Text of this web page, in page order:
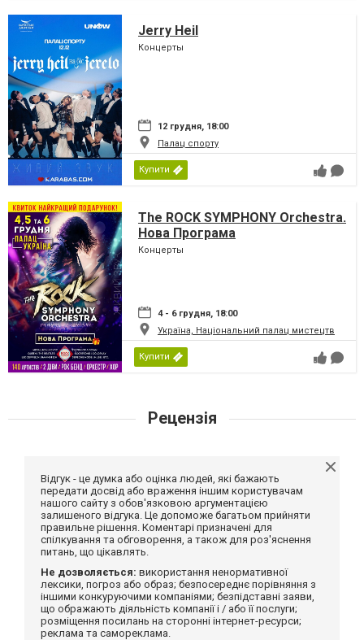
Jerry Heil
Концерты
12 грудня, 18:00
Палац спорту
Купити
The ROCK SYMPHONY Orchestra.
Нова Програма
Концерты
4 - 6 грудня, 18:00
Україна, Національний палац мистецтв
Купити
Рецензія
Відгук - це думка або оцінка людей, які бажають
передати досвід або враження іншим користувачам
нашого сайту з обов'язковою аргументацією
залишеного відгука. Це допоможе багатьом прийняти
правильне рішення. Коментарі призначені для
спілкування та обговорення, а також для роз'яснення
питань, що цікавлять.
Не дозволяється: використання ненормативної
лексики, погроз або образ; безпосереднє порівняння з
іншими конкуруючими компаніями; безпідставні заяви,
що ображають діяльність компанії і / або її послуги;
розміщення посилань на сторонні інтернет-ресурси;
реклама та самореклама.